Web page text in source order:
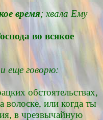
время; хвала Ему
во всякое
еще говорю:
обстоятельствах,
волоске, или когда ты
в чрезвычайную